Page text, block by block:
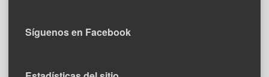
Síguenos en Facebook